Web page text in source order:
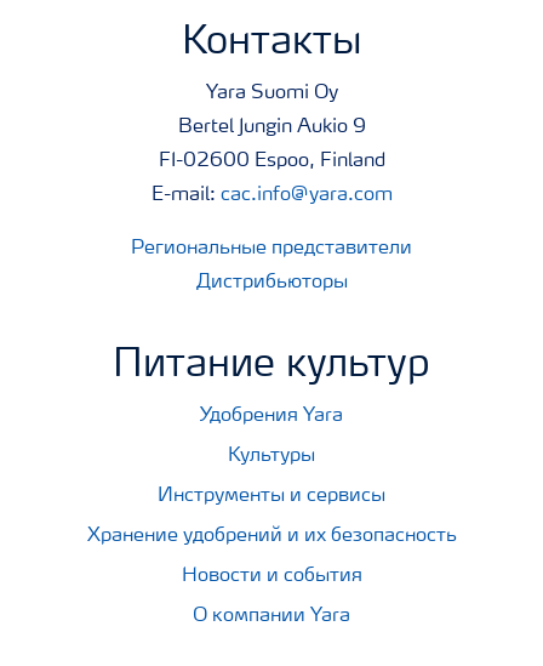
Контакты
Yara Suomi Oy
Bertel Jungin Aukio 9
FI-02600 Espoo, Finland
E-mail: cac.info@yara.com
Региональные представители
Дистрибьюторы
Питание культур
Удобрения Yara
Культуры
Инструменты и сервисы
Хранение удобрений и их безопасность
Новости и события
О компании Yara